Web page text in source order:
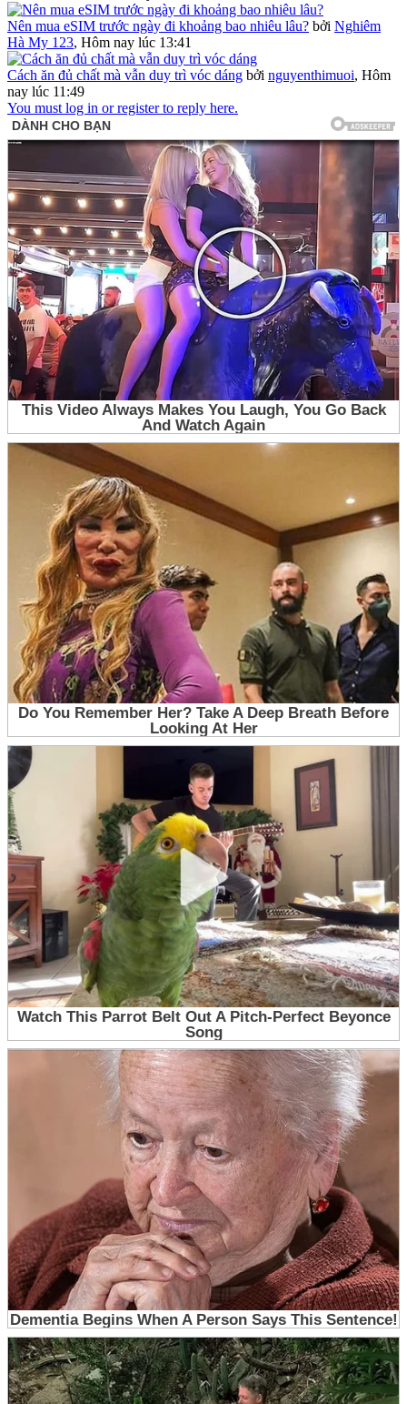
Nên mua eSIM trước ngày đi khoảng bao nhiêu lâu? bởi Nghiêm
Hà My 123, Hôm nay lúc 13:41
Cách ăn đủ chất mà vẫn duy trì vóc dáng bởi nguyenthimuoi, Hôm
nay lúc 11:49
You must log in or register to reply here.